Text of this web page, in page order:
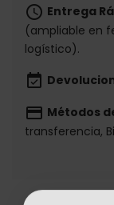
schedule Entrega
(ampliable en
logístico).
event_available
payment Métodos
transferencia,